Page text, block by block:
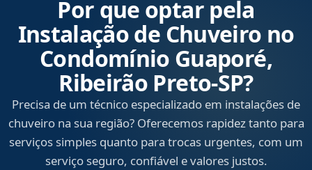
Por que optar pela
Instalação de Chuveiro no
Condomínio Guaporé,
Ribeirão Preto‑SP?
Precisa de um técnico especializado em instalações de
chuveiro na sua região? Oferecemos rapidez tanto para
serviços simples quanto para trocas urgentes, com um
serviço seguro, confiável e valores justos.